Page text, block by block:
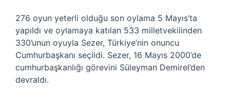
276 oyun yeterli olduğu son oylama 5 Mayıs’ta
yapıldı ve oylamaya katılan 533 milletvekilinden
330’unun oyuyla Sezer, Türkiye’nin onuncu
Cumhurbaşkanı seçildi. Sezer, 16 Mayıs 2000’de
cumhurbaşkanlığı görevini Süleyman Demirel’den
devraldı.